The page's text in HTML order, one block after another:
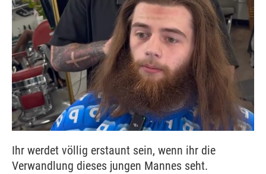
Ihr werdet völlig erstaunt sein, wenn ihr die
Verwandlung dieses jungen Mannes seht.